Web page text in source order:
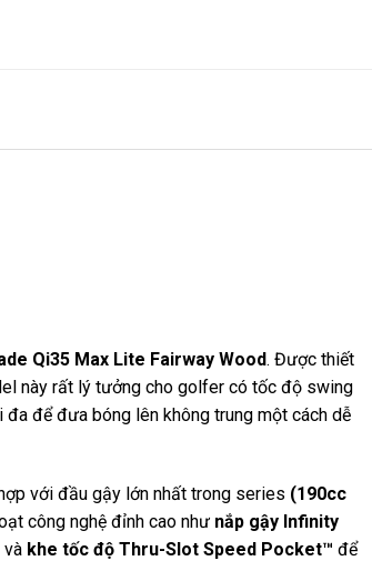
Qi35 Max Lite Fairway Wood. Được thiết
này rất lý tưởng cho golfer có tốc độ swing
để đưa bóng lên không trung một cách dễ
với đầu gậy lớn nhất trong series (190cc
công nghệ đỉnh cao như nắp gậy Infinity
và khe tốc độ Thru-Slot Speed Pocket™ để